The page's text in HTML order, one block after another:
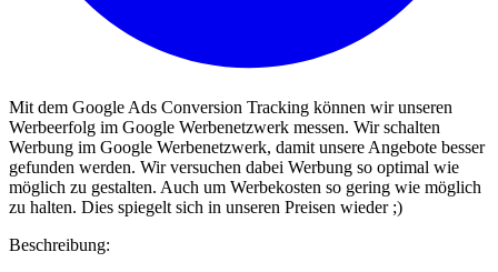
Mit dem Google Ads Conversion Tracking können wir unseren
Werbeerfolg im Google Werbenetzwerk messen. Wir schalten
Werbung im Google Werbenetzwerk, damit unsere Angebote besser
gefunden werden. Wir versuchen dabei Werbung so optimal wie
möglich zu gestalten. Auch um Werbekosten so gering wie möglich
zu halten. Dies spiegelt sich in unseren Preisen wieder ;)
Beschreibung: